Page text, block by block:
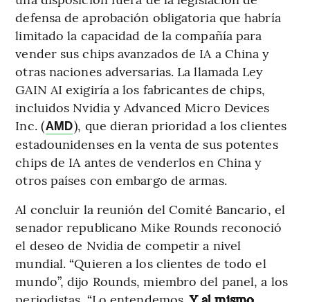
defensa de aprobación obligatoria que habría
limitado la capacidad de la compañía para
vender sus chips avanzados de IA a China y
otras naciones adversarias. La llamada Ley
GAIN AI exigiría a los fabricantes de chips,
incluidos Nvidia y Advanced Micro Devices
Inc. (AMD), que dieran prioridad a los clientes
estadounidenses en la venta de sus potentes
chips de IA antes de venderlos en China y
otros países con embargo de armas.
Al concluir la reunión del Comité Bancario, el
senador republicano Mike Rounds reconoció
el deseo de Nvidia de competir a nivel
mundial. “Quieren a los clientes de todo el
mundo”, dijo Rounds, miembro del panel, a los